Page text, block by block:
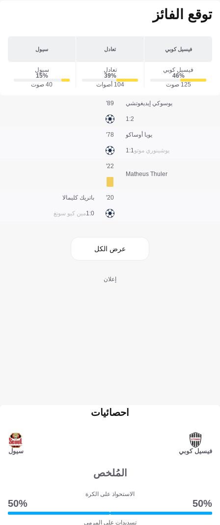
توقع الفائز
فيسيل كوبي تعادل سيول
فيسيل كوبي
46‎%‎
125 صوت
تعادل
39‎%‎
104 أصوات
سيول
15‎%‎
40 صوت
يوسوكي إيديغوتشي
2:1
89'
يويا أوساكو
يوشينوري موتو1:1
78'
Matheus Thuler
22'
باتريك كليمالا
مين كيو سونغ0:1
20'
عرض الكل
إعلان
فيسيل كوبي
احصائيات
سيول
المُلخص
الاستحواذ على الكرة
50‎%‎
50‎%‎
تسديدات على المرمى